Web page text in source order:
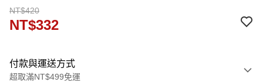
NT$420
NT$332
付款與運送方式
超取滿NT$499免運